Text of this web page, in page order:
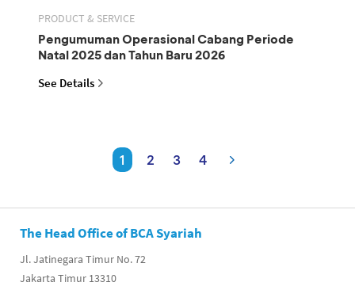
PRODUCT & SERVICE
Pengumuman Operasional Cabang Periode
Natal 2025 dan Tahun Baru 2026
See Details
1 2 3 4
The Head Office of BCA Syariah
Jl. Jatinegara Timur No. 72
Jakarta Timur 13310